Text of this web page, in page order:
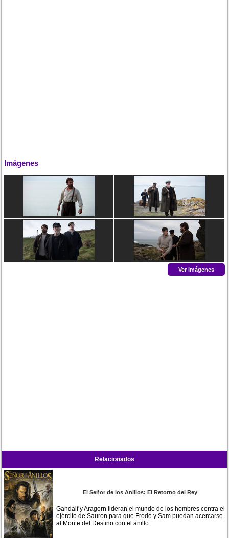
Imágenes
Ver Imágenes
Relacionados
El Señor de los Anillos: El Retorno del Rey
Gandalf y Aragorn lideran el mundo de los hombres contra el
ejército de Sauron para que Frodo y Sam puedan acercarse
al Monte del Destino con el anillo.